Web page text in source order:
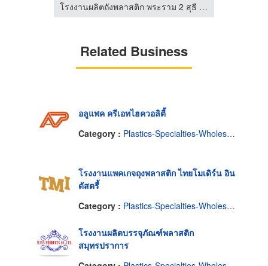
โรงงานผลิตถังพลาสติก พระราม 2 สุธี ค้าถัง
Related Business
อลูแพค ครีเอทไฮควอลิตี้
Category : Plastics-Specialties-Wholesales & Manufacturers
โรงงานแพคเกจถุงพลาสติก ไทยโมเดิร์น อิน
ดัสตรี้
Category : Plastics-Specialties-Wholesales & Manufacturers
โรงงานผลิตบรรจุภัณฑ์พลาสติก
สมุทรปราการ